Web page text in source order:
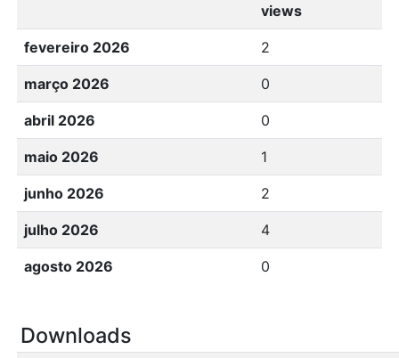
views
fevereiro 2026 2
março 2026 0
abril 2026 0
maio 2026 1
junho 2026 2
julho 2026 4
agosto 2026 0
Downloads